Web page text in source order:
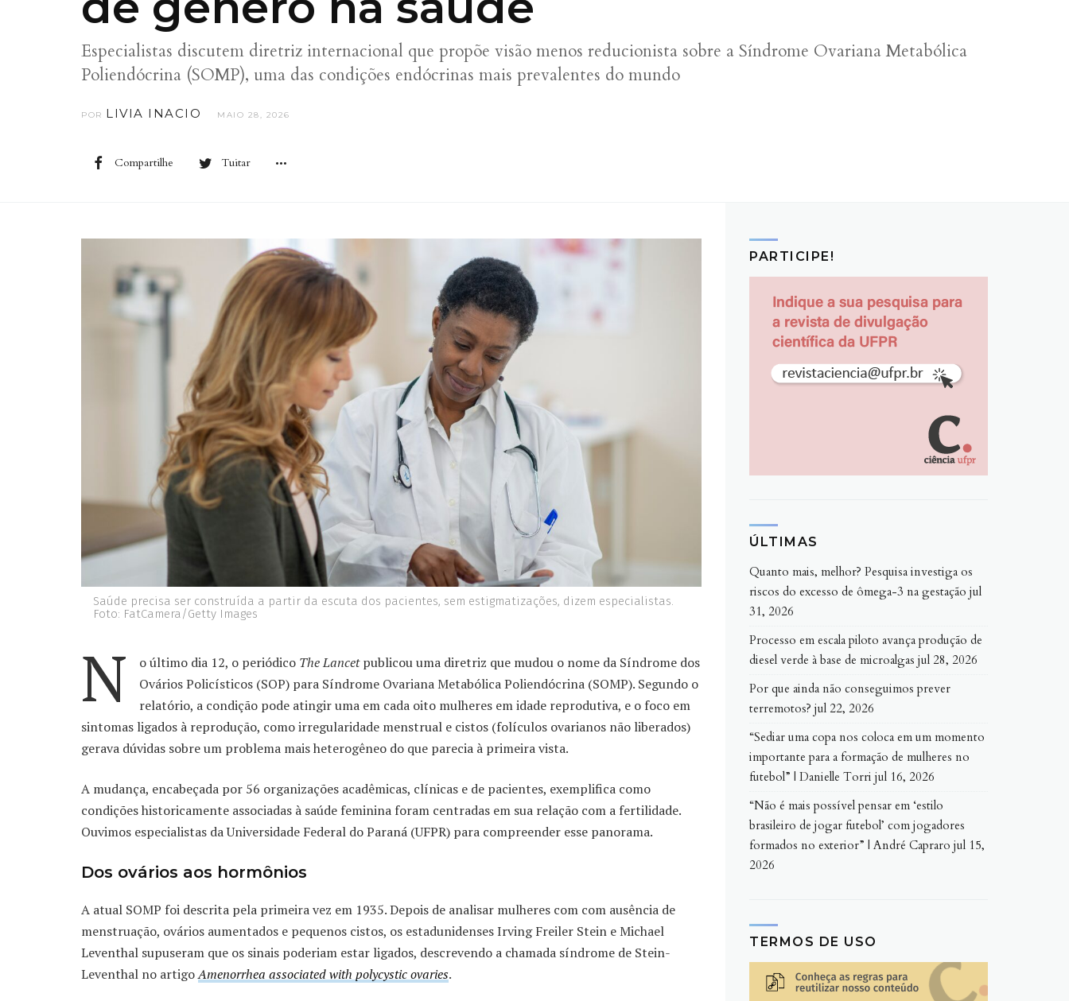
Especialistas discutem diretriz internacional que propõe visão menos reducionista sobre a Síndrome Ovariana Metabólica
Poliendócrina (SOMP), uma das condições endócrinas mais prevalentes do mundo
POR LIVIA INACIO MAIO 28, 2026
Compartilhe Tuitar
Saúde precisa ser construída a partir da escuta dos pacientes, sem estigmatizações, dizem especialistas.
Foto: FatCamera/Getty Images
N o último dia 12, o periódico The Lancetpublicou uma diretriz que mudou o nome da Síndrome dos
Ovários Policísticos (SOP) para Síndrome Ovariana Metabólica Poliendócrina (SOMP). Segundo o
relatório, a condição pode atingir uma em cada oito mulheres em idade reprodutiva, e o foco em
sintomas ligados à reprodução, como irregularidade menstrual e cistos (folículos ovarianos não liberados)
gerava dúvidas sobre um problema mais heterogêneo do que parecia à primeira vista.
A mudança, encabeçada por 56 organizações acadêmicas, clínicas e de pacientes, exemplifica como
condições historicamente associadas à saúde feminina foram centradas em sua relação com a fertilidade.
Ouvimos especialistas da Universidade Federal do Paraná (UFPR) para compreender esse panorama.
Dos ovários aos hormônios
A atual SOMP foi descrita pela primeira vez em 1935. Depois de analisar mulheres com com ausência de
menstruação, ovários aumentados e pequenos cistos, os estadunidenses Irving Freiler Stein e Michael
Leventhal supuseram que os sinais poderiam estar ligados, descrevendo a chamada síndrome de Stein-
Leventhal no artigoAmenorrhea associated with polycystic ovaries.
PARTICIPE!
ÚLTIMAS
Quanto mais, melhor? Pesquisa investiga os
riscos do excesso de ômega-3 na gestação jul
31, 2026
Processo em escala piloto avança produção de
diesel verde à base de microalgas jul 28, 2026
Por que ainda não conseguimos prever
terremotos? jul 22, 2026
“Sediar uma copa nos coloca em um momento
importante para a formação de mulheres no
futebol” | Danielle Torri jul 16, 2026
“Não é mais possível pensar em ‘estilo
brasileiro de jogar futebol’ com jogadores
formados no exterior” | André Capraro jul 15,
2026
TERMOS DE USO